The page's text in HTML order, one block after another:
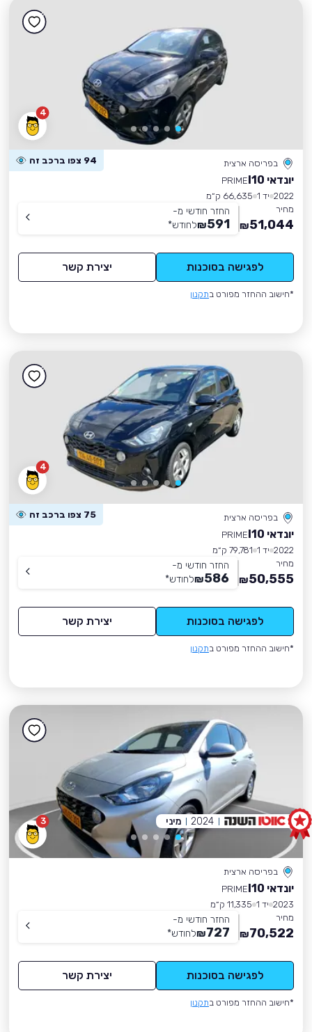
4
בפריסה ארצית 94 צפו ברכב זה
יונדאי I10
PRIME
2022 יד 1
66,635 ק״מ
מחיר
51,044
₪
החזר חודשי מ-
591
₪לחודש*
לפגישה בסוכנות יצירת קשר
*חישוב ההחזר מפורט בתקנון
4
בפריסה ארצית 75 צפו ברכב זה
יונדאי I10
PRIME
2022 יד 1
79,781 ק״מ
מחיר
50,555
₪
החזר חודשי מ-
586
₪לחודש*
לפגישה בסוכנות יצירת קשר
*חישוב ההחזר מפורט בתקנון
3
בפריסה ארצית
יונדאי I10
PRIME
2023 יד 1
11,335 ק״מ
מחיר
70,522
₪
החזר חודשי מ-
727
₪לחודש*
לפגישה בסוכנות יצירת קשר
*חישוב ההחזר מפורט בתקנון
2024 מיני